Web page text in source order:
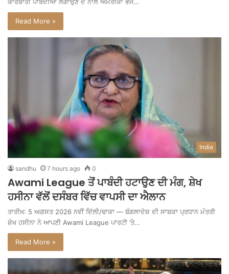
ਕਾਰੋਬਾਰੀ ਪਾਬੰਦੀਆਂ ਲਗਾਉਣ ਦੇ ਨਾਲ ਅਮਰੀਕਾ ਭੇਜੇ…
Read More »
India
sandhu 7 hours ago 0
Awami League ਤੋਂ ਪਾਬੰਦੀ ਹਟਾਉਣ ਦੀ ਮੰਗ, ਸ਼ੇਖ
ਹਸੀਨਾ ਵੱਲੋਂ ਦਸੰਬਰ ਵਿੱਚ ਵਾਪਸੀ ਦਾ ਐਲਾਨ
ਤਾਰੀਖ਼: 5 ਅਗਸਤ 2026 ਨਵੀਂ ਦਿੱਲੀ/ਢਾਕਾ — ਬੰਗਲਾਦੇਸ਼ ਦੀ ਸਾਬਕਾ ਪ੍ਰਧਾਨ ਮੰਤਰੀ
ਸ਼ੇਖ ਹਸੀਨਾ ਨੇ ਆਪਣੀ Awami League ਪਾਰਟੀ ’ਤੇ…
Read More »